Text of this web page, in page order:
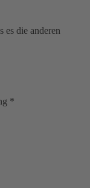
es die anderen
*